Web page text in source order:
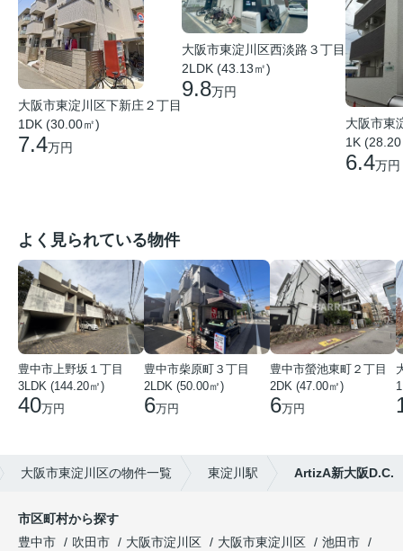
大阪市東淀川区下新庄２丁目
1DK (30.00㎡)
7.4万円
大阪市東淀川区西淡路３丁目
2LDK (43.13㎡)
9.8万円
大阪市東
1K
6.4万円
よく見られている物件
豊中市上野坂１丁目
3LDK (144.20㎡)
40万円
豊中市柴原町３丁目
2LDK (50.00㎡)
6万円
豊中市螢池東町２丁目
2DK (47.00㎡)
6万円
大阪市東淀川区の物件一覧 東淀川駅 ArtizA新大阪D.C.
市区町村から探す
豊中市
吹田市 大阪市淀川区 大阪市東淀川区
池田市